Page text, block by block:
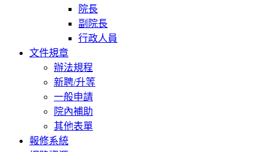
院長
副院長
行政人員
文件規章
辦法規程
新聘/升等
一般申請
院內補助
其他表單
報修系統